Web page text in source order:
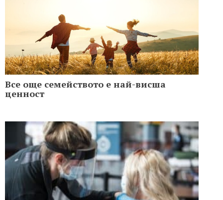
Все още семейството е най-висша
ценност